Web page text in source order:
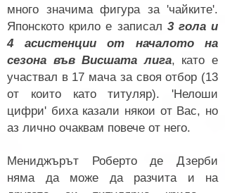
много значима фигура за 'чайките'.
Японското крило е записал 3 гола и
4 асистенции от началото на
сезона във Висшата лига, като е
участвал в 17 мача за своя отбор (13
от които като титуляр). 'Нелоши
цифри' биха казали някои от Вас, но
аз лично очаквам повече от него.
Мениджърът Роберто де Дзерби
няма да може да разчита и на